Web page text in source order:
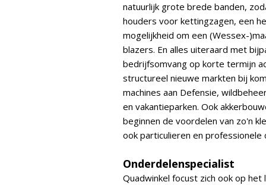
natuurlijk grote brede banden,
houders voor kettingzagen, een
mogelijkheid om een (Wessex-
blazers. En alles uiteraard met
bedrijfsomvang op korte termijn
structureel nieuwe markten bij
machines aan Defensie,
en vakantieparken. Ook
beginnen de voordelen van zo'n
ook particulieren en
Onderdelenspecialist
Quadwinkel focust zich ook op